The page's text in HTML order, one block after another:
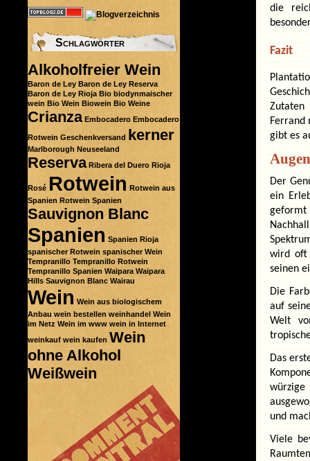
die
Fazit
Zutaten
Ferrand
gibt es
Der
ein
geformt
wird oft
seinen
Die
auf
Welt
Das
und
Viele
Schlagwörter
Alkoholfreier Wein
Baron de Ley Baron de Ley Reserva
Baron de Ley Rioja Bio biodynmaischer
wein Bio Wein Biowein Bio Weine
Crianza Embocadero Embocadero
Rotwein Geschenkversand kerner
Marlborough Neuseeland
Reserva Ribera del Duero Rioja
Rosé Rotwein Rotwein aus
Spanien Rotwein Spanien
Sauvignon Blanc
Spanien Spanien Rioja
spanischer Rotwein spanischer Wein
Tempranillo Tempranillo Rotwein
Tempranillo Spanien Waipara Waipara
Hills Sauvignon Blanc Wairau
Wein Wein aus biologischem
Anbau wein bestellen weinhandel Wein
im Netz Wein im www wein in Internet
weinkauf wein kaufen Wein
ohne Alkohol
Weißwein